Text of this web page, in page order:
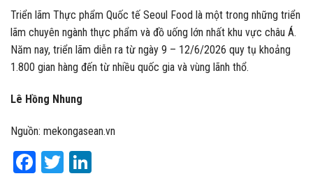
Triển lãm Thực phẩm Quốc tế Seoul Food là một trong những triển
lãm chuyên ngành thực phẩm và đồ uống lớn nhất khu vực châu Á.
Năm nay, triển lãm diễn ra từ ngày 9 – 12/6/2026 quy tụ khoảng
1.800 gian hàng đến từ nhiều quốc gia và vùng lãnh thổ.
Lê Hồng Nhung
Nguồn: mekongasean.vn
Facebook
Twitter